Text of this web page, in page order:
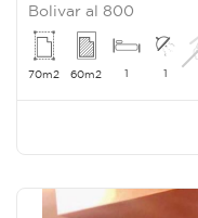
Bolivar al 800
70m2 60m2 1 1